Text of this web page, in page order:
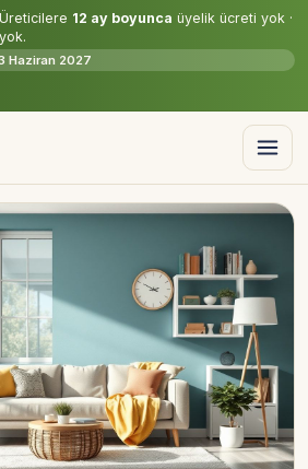
Üreticilere 12 ay boyunca üyelik ücreti yok ·
Haziran 2027